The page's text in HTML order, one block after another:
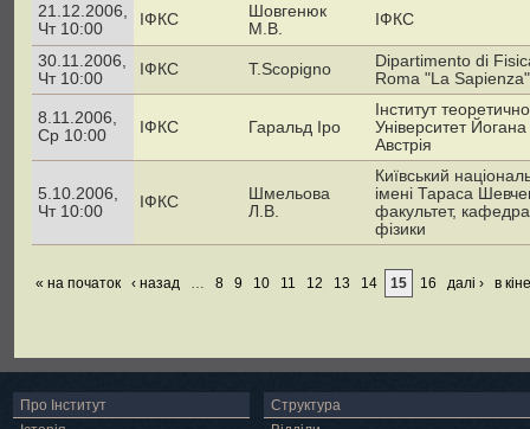
21.12.2006,
Чт 10:00
ІФКС
Шовгенюк
М.В.
ІФКС
30.11.2006,
Чт 10:00
ІФКС T.Scopigno
Dipartimento di
Roma "La Sapienza"
8.11.2006,
Ср 10:00
ІФКС Гаральд Іро
Інститут
Університет
Австрія
5.10.2006,
Чт 10:00
ІФКС
Шмельова
Л.В.
Київський
імені Тараса
факультет,
фізики
« на початок ‹ назад … 8 9 10 11 12 13 14 15 16 далі › в
Про Інститут
Структура